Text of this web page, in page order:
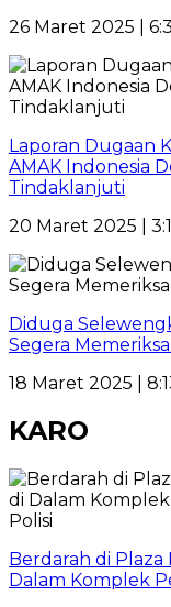
26 Maret 2025 |
Laporan Dugaan
AMAK Indonesia
Tindaklanjuti
20 Maret 2025 |
Diduga
Segera
18 Maret 2025 |
KARO
Berdarah di
Dalam Komplek